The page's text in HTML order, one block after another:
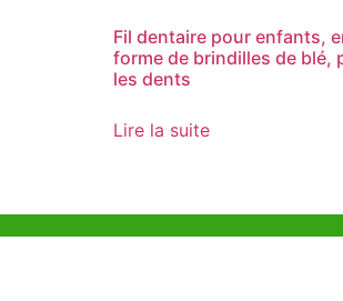
Fil dentaire pour enfants,
forme de brindilles de blé,
les dents
Lire la suite